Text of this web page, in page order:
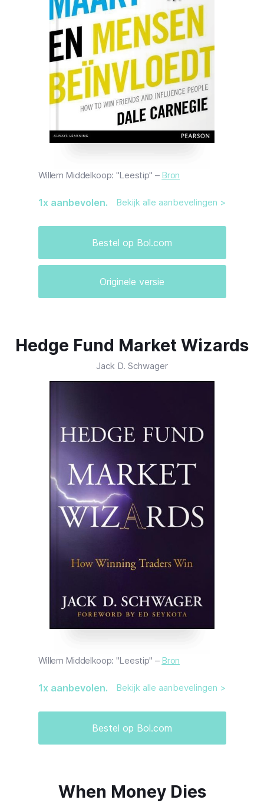
Willem Middelkoop: "Leestip" – Bron
Bestel op Bol.com
Originele versie
1x aanbevolen. Bekijk alle aanbevelingen >
Hedge Fund Market Wizards
Jack D. Schwager
Willem Middelkoop: "Leestip" – Bron
Bestel op Bol.com
1x aanbevolen. Bekijk alle aanbevelingen >
When Money Dies